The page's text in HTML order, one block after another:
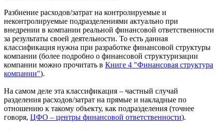
Разбиение расходов/затрат на контролируемые и
неконтролируемые подразделениями актуально при
внедрении в компании реальной финансовой ответственности
за результаты своей деятельности. То есть данная
классификация нужна при разработке финансовой структуры
компании (более подробно о финансовой структуризации
компании можно прочитать в Книге 4 "Финансовая структура
компании").
На самом деле эта классификация – частный случай
разделения расходов/затрат на прямые и накладные по
отношению к такому объекту, как подразделения (точнее
говоря, ЦФО – центры финансовой ответственности).